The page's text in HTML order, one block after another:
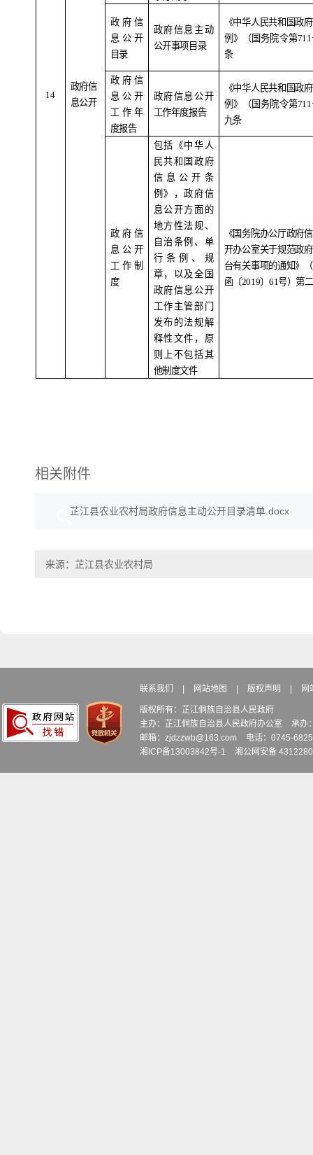
1 4
政府信
息公开
政府信
息公开
目录
政府信息主动
公开事项目录
《中华人民共和国政
例》（国务院令第711
条
政府信
息公开
工作年
度报告
政府信息公开
工作年度报告
《中华人民共和国政
例》（国务院令第711
九条
政府信
息公开
工作制
度
包括《中华人
民共和国政府
信息公开条
例》，政府信
息公开方面的
地方性法规、
自治条例、单
行条例、规
章，以及全国
政府信息公开
工作主管部门
发布的法规解
释性文件，原
则上不包括其
他制度文件
《国务院办公厅政府
开办公室关于规范政
台有关事项的通知》
函〔2019〕 61号）第
相关附件
芷江县农业农村局政府信息主动公开目录清单.docx
来源：芷江县农业农村局
联系我们 网站地图 版权声明 网
版权所有：芷江侗族自治县人民政府
主办：芷江侗族自治县人民政府办公室
承办
邮箱：zjdzzwb@163.com
电话：0745-
湘ICP备13003842号-1
湘公网安备